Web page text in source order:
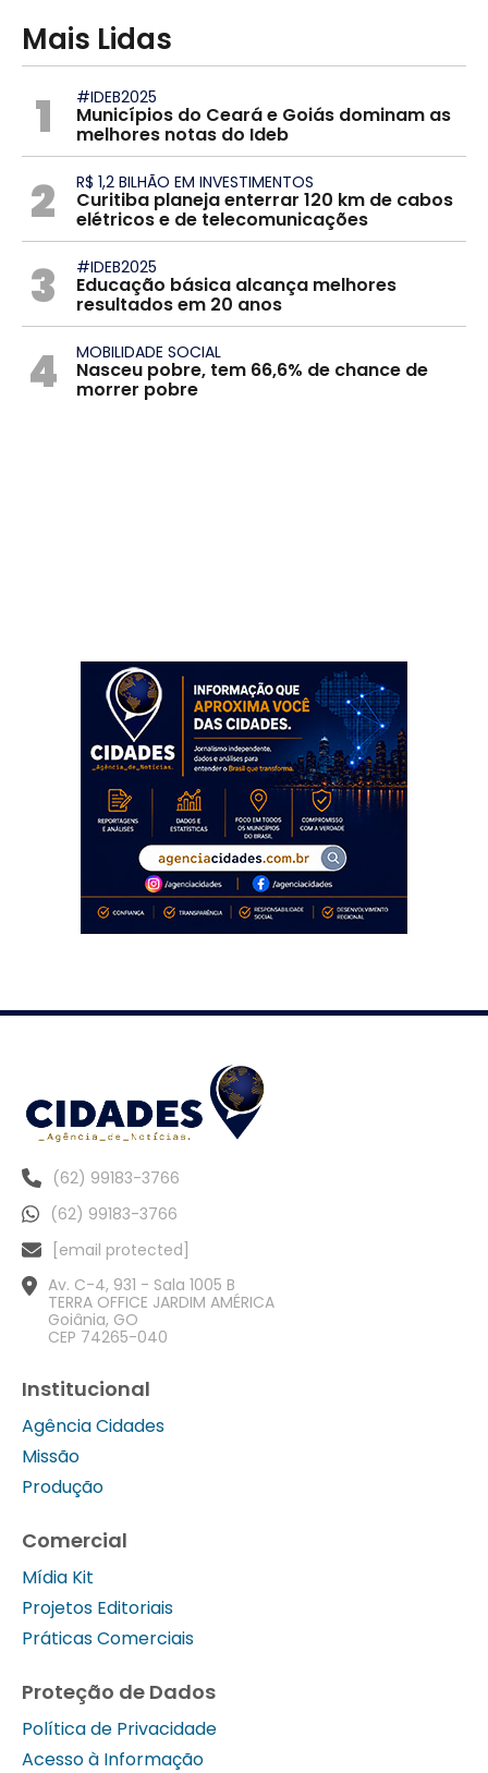
Mais Lidas
1 #IDEB2025
Municípios do Ceará e Goiás dominam as
melhores notas do Ideb
2 R$ 1,2 BILHÃO EM INVESTIMENTOS
Curitiba planeja enterrar 120 km de cabos
elétricos e de telecomunicações
3 #IDEB2025
Educação básica alcança melhores
resultados em 20 anos
4 MOBILIDADE SOCIAL
Nasceu pobre, tem 66,6% de chance de
morrer pobre
(62) 99183-3766
(62) 99183-3766
[email protected]
Av. C-4, 931 - Sala 1005 B
TERRA OFFICE JARDIM AMÉRICA
Goiânia, GO
CEP 74265-040
Institucional
Agência Cidades
Missão
Produção
Comercial
Mídia Kit
Projetos Editoriais
Práticas Comerciais
Proteção de Dados
Política de Privacidade
Acesso à Informação